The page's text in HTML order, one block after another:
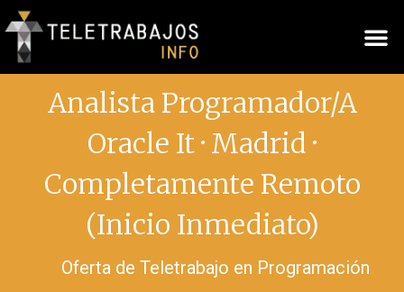
Analista Programador/A
Oracle It · Madrid ·
Completamente Remoto
(Inicio Inmediato)
Oferta de Teletrabajo en Programación